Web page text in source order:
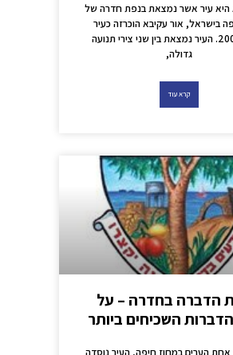
היא עיר אשר נמצאת בנפת חדרה של
בישראל, אור עקיבא הוכרזה כעיר
בשנת 2001. העיר נמצאת בין שני צירי תנועה
גדולה,
קרא עוד
הדברה בחדרה – על
השכיחים ביותר